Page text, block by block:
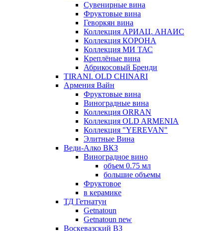
Сувенирные вина
Фруктовые вина
Геворкян вина
Коллекция АРИАЦ. АНАИС
Коллекция КОРОНА
Коллекция МИ ТАС
Креплёные вина
Абрикосовый Бренди
TIRANI. OLD CHINARI
Армения Вайн
Фруктовые вина
Виноградные вина
Коллекция ORRAN
Коллекция OLD ARMENIA
Коллекция "YEREVAN"
Элитные Вина
Веди-Алко ВКЗ
Виноградное вино
объем 0.75 мл
большие объемы
Фруктовое
в керамике
ТД Гетнатун
Getnatoun
Getnatoun new
Воскевазский ВЗ